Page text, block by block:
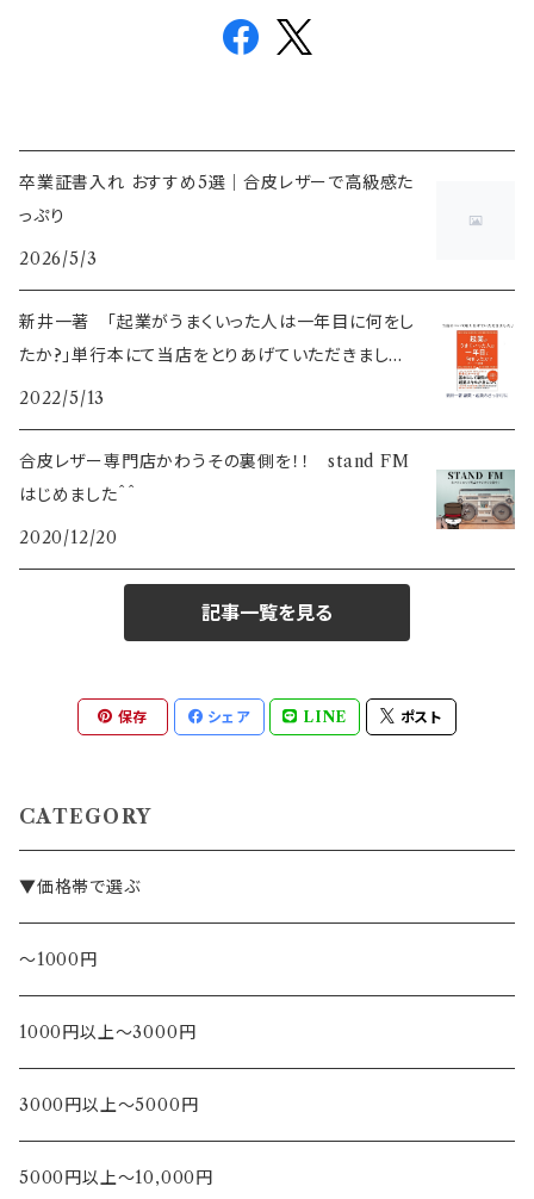
卒業証書入れ おすすめ5選｜合皮レザーで高級感た
っぷり
2026/5/3
新井一著 「起業がうまくいった人は一年目に何をし
たか?」単行本にて当店をとりあげていただきました
♪
2022/5/13
合皮レザー専門店かわうその裏側を！！ stand FM
はじめました＾＾
2020/12/20
記事一覧を見る
保存 シェア LINE ポスト
CATEGORY
▼価格帯で選ぶ
～1000円
1000円以上～3000円
3000円以上～5000円
5000円以上～10,000円